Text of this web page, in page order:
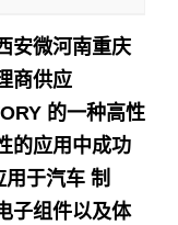
安微河南重庆
商供应
的一种高性
的应用中成功
用于汽车 制
子组件以及体